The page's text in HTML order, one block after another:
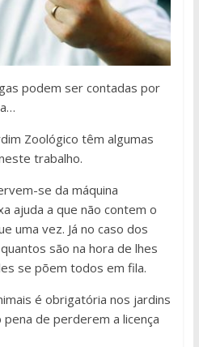
podem ser contadas por
Zoológico têm algumas
trabalho.
se da máquina
ajuda a que não contem o
uma vez. Já no caso dos
são na hora de lhes
se põem todos em fila.
é obrigatória nos jardins
de perderem a licença